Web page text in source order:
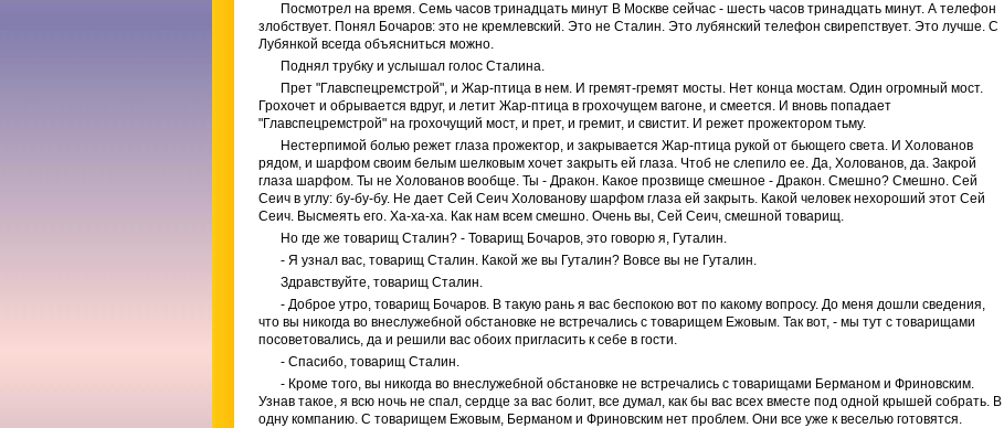
Посмотрел на время. Семь часов тринадцать минут В Москве сейчас - шесть часов тринадцать минут. А телефон
злобствует. Понял Бочаров: это не кремлевский. Это не Сталин. Это лубянский телефон свирепствует. Это лучше. С
Лубянкой всегда объясниться можно.
Поднял трубку и услышал голос Сталина.
Прет "Главспецремстрой", и Жар-птица в нем. И гремят-гремят мосты. Нет конца мостам. Один огромный мост.
Грохочет и обрывается вдруг, и летит Жар-птица в грохочущем вагоне, и смеется. И вновь попадает
"Главспецремстрой" на грохочущий мост, и прет, и гремит, и свистит. И режет прожектором тьму.
Нестерпимой болью режет глаза прожектор, и закрывается Жар-птица рукой от бьющего света. И Холованов
рядом, и шарфом своим белым шелковым хочет закрыть ей глаза. Чтоб не слепило ее. Да, Холованов, да. Закрой
глаза шарфом. Ты не Холованов вообще. Ты - Дракон. Какое прозвище смешное - Дракон. Смешно? Смешно. Сей
Сеич в углу: бу-бу-бу. Не дает Сей Сеич Холованову шарфом глаза ей закрыть. Какой человек нехороший этот Сей
Сеич. Высмеять его. Ха-ха-ха. Как нам всем смешно. Очень вы, Сей Сеич, смешной товарищ.
Но где же товарищ Сталин? - Товарищ Бочаров, это говорю я, Гуталин.
- Я узнал вас, товарищ Сталин. Какой же вы Гуталин? Вовсе вы не Гуталин.
Здравствуйте, товарищ Сталин.
- Доброе утро, товарищ Бочаров. В такую рань я вас беспокою вот по какому вопросу. До меня дошли сведения,
что вы никогда во внеслужебной обстановке не встречались с товарищем Ежовым. Так вот, - мы тут с товарищами
посоветовались, да и решили вас обоих пригласить к себе в гости.
- Спасибо, товарищ Сталин.
- Кроме того, вы никогда во внеслужебной обстановке не встречались с товарищами Берманом и Фриновским.
Узнав такое, я всю ночь не спал, сердце за вас болит, все думал, как бы вас всех вместе под одной крышей собрать. В
одну компанию. С товарищем Ежовым, Берманом и Фриновским нет проблем. Они все уже к веселью готовятся.